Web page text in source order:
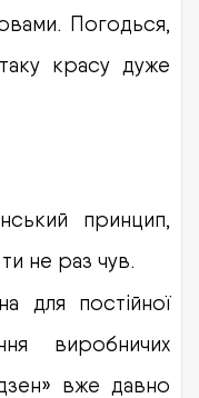
Погодься,
красу дуже
принцип,
не раз чув.
для постійної
виробничих
вже давно